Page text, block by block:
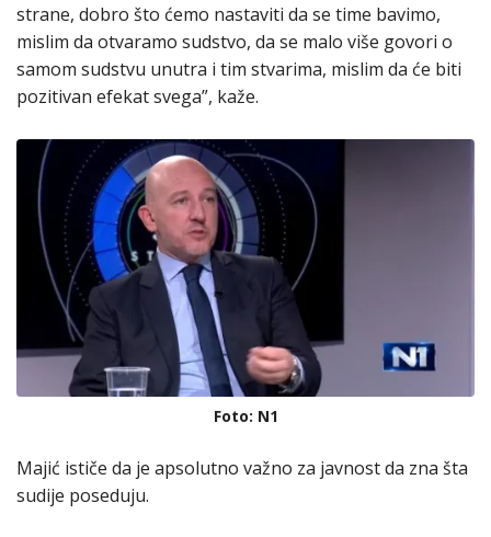
strane, dobro što ćemo nastaviti da se time bavimo,
mislim da otvaramo sudstvo, da se malo više govori o
samom sudstvu unutra i tim stvarima, mislim da će biti
pozitivan efekat svega”, kaže.
Foto: N1
Majić ističe da je apsolutno važno za javnost da zna šta
sudije poseduju.